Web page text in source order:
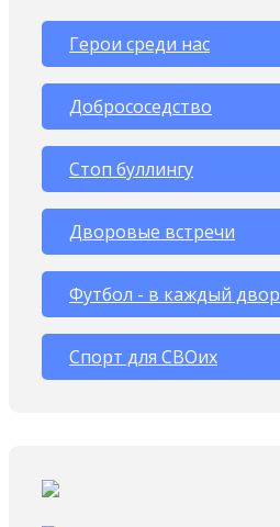
Герои среди нас
Добрососедство
Стоп буллингу
Дворовые встречи
Футбол - в каждый двор
Спорт для СВОих